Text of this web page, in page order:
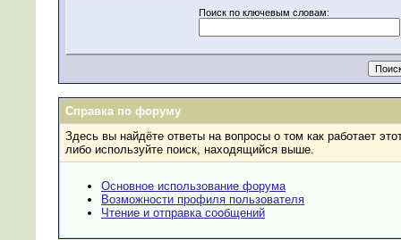
Поиск по ключевым словам:
Справка по форуму
Здесь вы найдёте ответы на вопросы о том как работает
либо используйте поиск, находящийся выше.
Основное использование форума
Возможности профиля пользователя
Чтение и отправка сообщений